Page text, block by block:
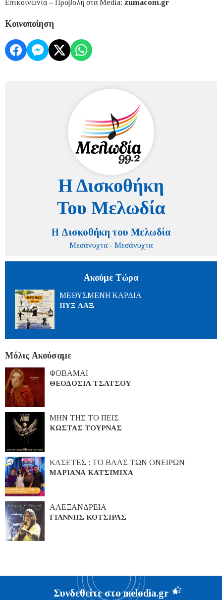
Επικοινωνία – Προβολή στα Media: zumacom.gr
Κοινοποίηση
Η Δισκοθήκη του Μελωδία
Μεσάνυχτα - Μεσάνυχτα
Ακούμε Τώρα
ΜΕΘΥΣΜΕΝΗ ΚΑΡΔΙΑ
ΠΥΞ ΛΑΞ
Μόλις Ακούσαμε
ΦΟΒΑΜΑΙ
ΘΕΟΔΟΣΙΑ ΤΣΑΤΣΟΥ
ΜΗΝ ΤΗΣ ΤΟ ΠΕΙΣ
ΚΩΣΤΑΣ ΤΟΥΡΝΑΣ
ΚΑΣΕΤΕΣ : ΤΟ ΒΑΛΣ ΤΩΝ ΟΝΕΙΡΩΝ
ΜΑΡΙΑΝΑ ΚΑΤΣΙΜΙΧΑ
ΑΛΕΞΑΝΔΡΕΙΑ
ΓΙΑΝΝΗΣ ΚΟΤΣΙΡΑΣ
Συνδεθείτε στο melodia.gr